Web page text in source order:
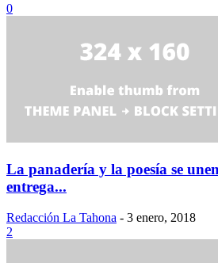
0
La panadería y la poesía se
entrega...
Redacción La Tahona - 3 enero, 2018
2